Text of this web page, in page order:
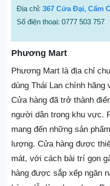
Địa chỉ: 367 Cửa Đại, Cẩm
Số điện thoại: 0777 503 757
Phương Mart
Phương Mart là địa chỉ
dùng Thái Lan chính hãng
Cửa hàng đã trở thành
người dân trong khu vực.
mang đến những sản
lượng. Cửa hàng được
mát, với cách bài trí gọn
hàng được sắp xếp ngăn